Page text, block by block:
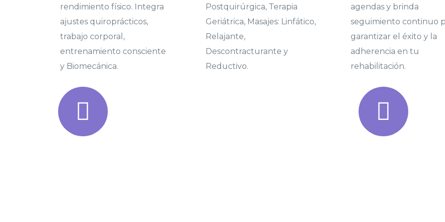
rendimiento físico. Integra
ajustes quiroprácticos,
trabajo corporal,
entrenamiento consciente
y Biomecánica.
Postquirúrgica, Terapia
Geriátrica, Masajes: Linfático,
Relajante,
Descontracturante y
Reductivo.
agendas y brinda
seguimiento continuo
garantizar el éxito y la
adherencia en tu
rehabilitación.